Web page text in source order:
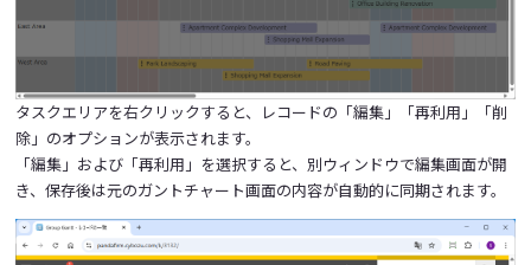
タスクエリアを右クリックすると、レコードの「編集」「再利用」「削
除」のオプションが表示されます。
「編集」および「再利用」を選択すると、別ウィンドウで編集画面が開
き、保存後は元のガントチャート画面の内容が自動的に同期されます。